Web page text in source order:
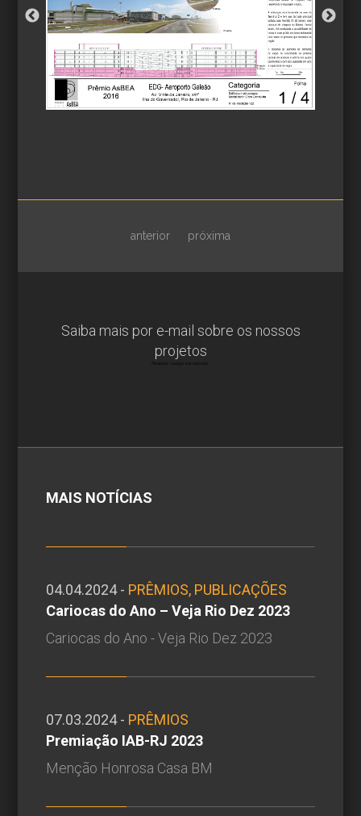
anterior próxima
Saiba mais por e-mail sobre os nossos
projetos
MAIS NOTÍCIAS
04.04.2024 - PRÊMIOS, PUBLICAÇÕES
Cariocas do Ano – Veja Rio Dez 2023
Cariocas do Ano - Veja Rio Dez 2023
07.03.2024 - PRÊMIOS
Premiação IAB-RJ 2023
Menção Honrosa Casa BM